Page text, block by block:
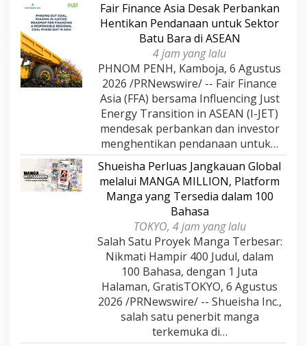
Fair Finance Asia Desak Perbankan
Hentikan Pendanaan untuk Sektor
Batu Bara di ASEAN
4 jam yang lalu
PHNOM PENH, Kamboja, 6 Agustus
2026 /PRNewswire/ -- Fair Finance
Asia (FFA) bersama Influencing Just
Energy Transition in ASEAN (I-JET)
mendesak perbankan dan investor
menghentikan pendanaan untuk…
Shueisha Perluas Jangkauan Global
melalui MANGA MILLION, Platform
Manga yang Tersedia dalam 100
Bahasa
TOKYO, 4 jam yang lalu
Salah Satu Proyek Manga Terbesar:
Nikmati Hampir 400 Judul, dalam
100 Bahasa, dengan 1 Juta
Halaman, GratisTOKYO, 6 Agustus
2026 /PRNewswire/ -- Shueisha Inc.,
salah satu penerbit manga
terkemuka di…